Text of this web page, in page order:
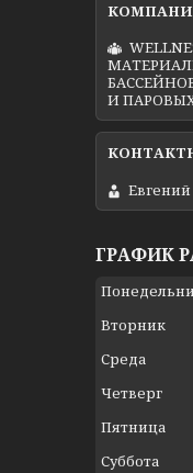
И
Евгений
ГРАФИК
Вторник
Среда
Четверг
Пятница
Суббота